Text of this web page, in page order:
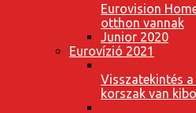
Eurovision
otthon vannak
Junior 2020
Eurovízió 2021
Visszatekintés
korszak van